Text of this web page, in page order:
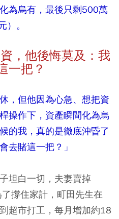
為烏有，最後只剩500萬
。
，他後悔莫及：我
一把？
，但他因為心急、想把資
操作下，資產瞬間化為烏
的我，真的是徹底沖昏了
去賭這一把？」
坦白一切，夫妻賣掉
撐住家計，町田先生在
超市打工，每月增加約18